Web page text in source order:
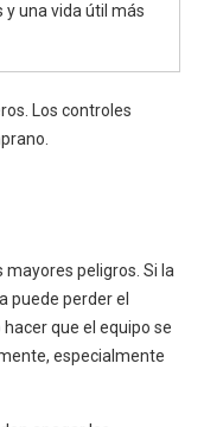
y una vida útil más
Los controles
mayores peligros. Si la
puede perder el
que el equipo se
especialmente